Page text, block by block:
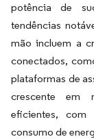
potência de
tendências
mão incluem a
conectados,
plataformas de
crescente em
eficientes,
consumo de